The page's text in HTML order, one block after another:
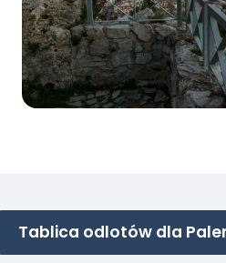
Tablica odlotów dla